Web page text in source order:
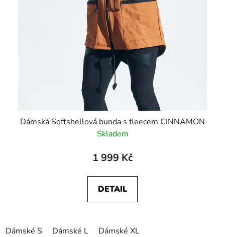
Dámská Softshellová bunda s fleecem CINNAMON
Skladem
1 999 Kč
DETAIL
Dámské S Dámské L Dámské XL